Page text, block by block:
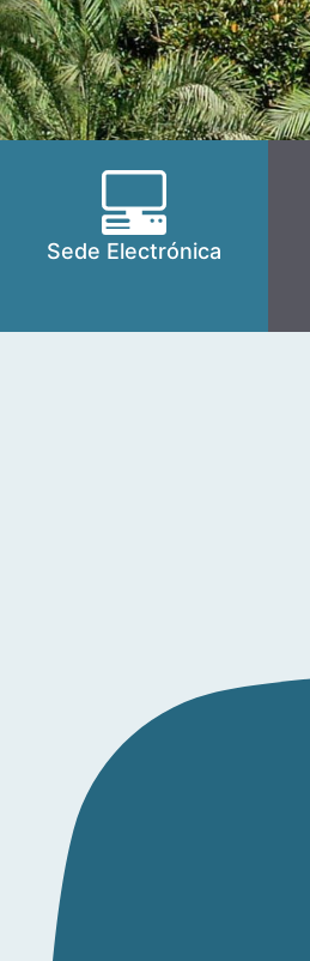
Sede Electrónica